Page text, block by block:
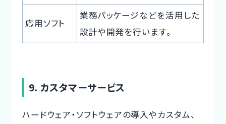
応用ソフト
業務パッケージなどを活用した
設計や開発を行います。
9. カスタマーサービス
ハードウェア・ソフトウェアの導入やカスタム、